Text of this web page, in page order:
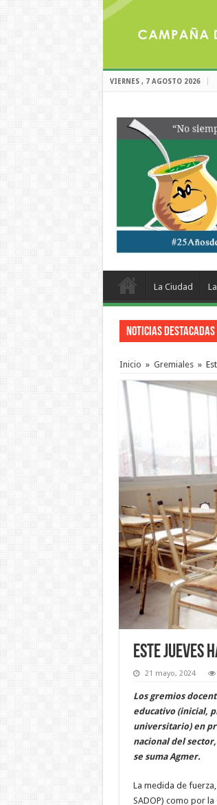
VIERNES , 7 AGOSTO 2026
La Ciudad
Noticias Destacadas
Inicio » Gremiales »
Este jueves
21 mayo, 2024
Los gremios
educativo (inicial,
universitario) en
nacional del sector,
se suma Agmer.
La medida de
SADOP) como por